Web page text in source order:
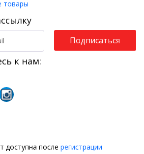
товары
Подписаться
к нам:
доступна после регистрации